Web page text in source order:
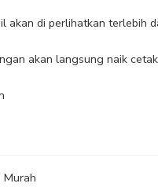
akan di perlihatkan terlebih
akan langsung naik
Murah